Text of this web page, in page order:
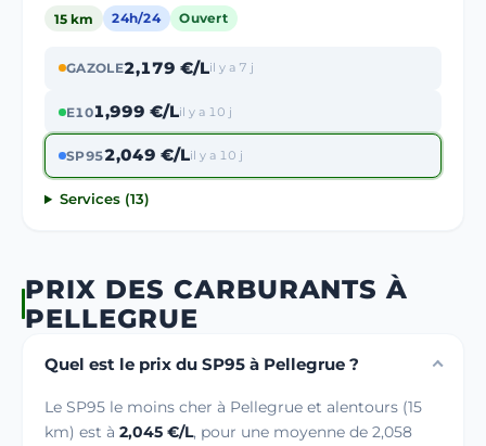
15 km 24h/24 Ouvert
GAZOLE2,179 €/Lil y a 7 j
E101,999 €/Lil y a 10 j
SP952,049 €/Lil y a 10 j
Services (13)
PRIX DES CARBURANTS À
PELLEGRUE
Quel est le prix du SP95 à Pellegrue ?
Le SP95 le moins cher à Pellegrue et alentours (15
km) est à 2,045 €/L, pour une moyenne de 2,058